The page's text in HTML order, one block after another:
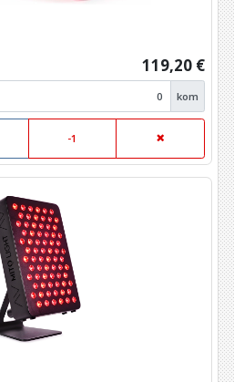
119,20 €
kom
-1